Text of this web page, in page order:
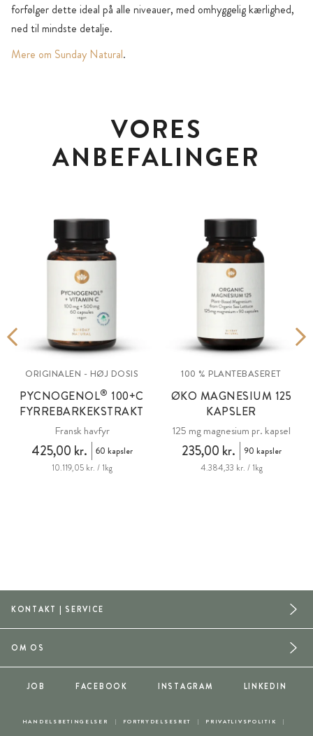
forfølger dette ideal på alle niveauer, med omhyggelig kærlighed,
ned til mindste detalje.
Mere om Sunday Natural.
VORES
ANBEFALINGER
ORIGINALEN - HØJ DOSIS
PYCNOGENOL® 100+C
FYRREBARKEKSTRAKT
Fransk havfyr
425,00 kr.
60 kapsler
10.119,05 kr. / 1kg
100 % PLANTEBASERET
ØKO MAGNESIUM 125
KAPSLER
125 mg magnesium pr. kapsel
235,00 kr.
90 kapsler
4.384,33 kr. / 1kg
KONTAKT | SERVICE
HANDELSBETINGELSER FORTRYDELSESRET PRIVATLIVSPOLITIK
OM OS
JOB FACEBOOK INSTAGRAM LINKEDIN